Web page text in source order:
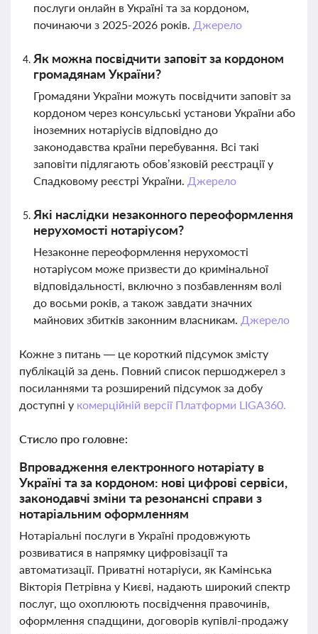
послуги онлайн в Україні та за кордоном,
починаючи з 2025-2026 років. Джерело
Як можна посвідчити заповіт за кордоном
громадянам України?
Громадяни України можуть посвідчити заповіт за
кордоном через консульські установи України або
іноземних нотаріусів відповідно до
законодавства країни перебування. Всі такі
заповіти підлягають обов’язковій реєстрації у
Спадковому реєстрі України. Джерело
Які наслідки незаконного переоформлення
нерухомості нотаріусом?
Незаконне переоформлення нерухомості
нотаріусом може призвести до кримінальної
відповідальності, включно з позбавленням волі
до восьми років, а також завдати значних
майнових збитків законним власникам. Джерело
Кожне з питань — це короткий підсумок змісту
публікацій за день. Повний список першоджерел з
посиланнями та розширений підсумок за добу
доступні у комерційній версії Платформи LIGA360.
Стисло про головне:
Впровадження електронного нотаріату в
Україні та за кордоном: нові цифрові сервіси,
законодавчі зміни та резонансні справи з
нотаріальним оформленням
Нотаріальні послуги в Україні продовжують
розвиватися в напрямку цифровізації та
автоматизації. Приватні нотаріуси, як Камінська
Вікторія Петрівна у Києві, надають широкий спектр
послуг, що охоплюють посвідчення правочинів,
оформлення спадщини, договорів купівлі-продажу